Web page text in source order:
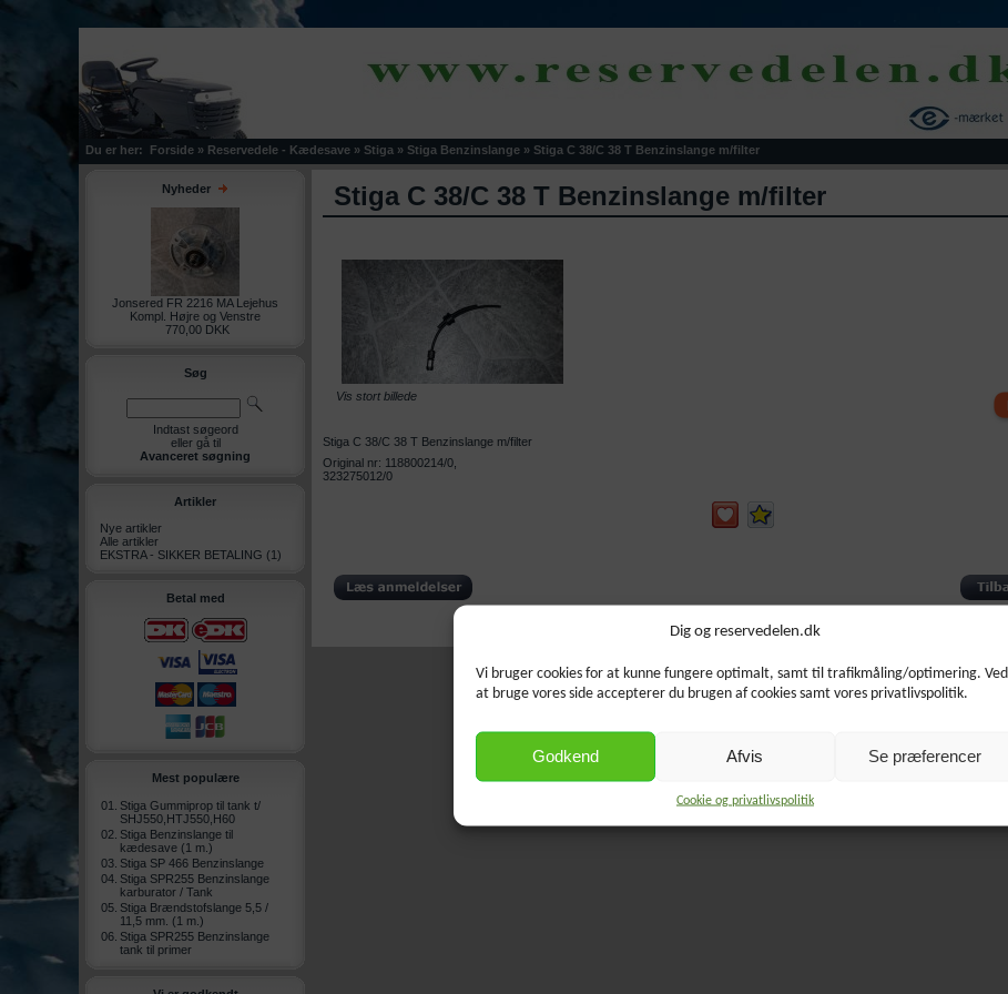
Dig og reservedelen.dk
Vi bruger cookies for at kunne fungere optimalt, samt til trafikmåling/optimering. Ved
at bruge vores side accepterer du brugen af cookies samt vores privatlivspolitik.
Godkend Afvis Se præferencer
Cookie og privatlivspolitik
Du er her: Forside » Reservedele - Kædesave » Stiga » Stiga Benzinslange » Stiga C 38/C 38 T Benzinslange m/filter
Nyheder
Jonsered FR 2216 MA Lejehus
Kompl. Højre og Venstre
770,00 DKK
Søg
Indtast søgeord
eller gå til
Avanceret søgning
Artikler
Nye artikler
Alle artikler
EKSTRA - SIKKER BETALING (1)
Betal med
Mest populære
01.
Stiga Gummiprop til tank t/
SHJ550,HTJ550,H60
02. Stiga Benzinslange til
kædesave (1 m.)
03. Stiga SP 466 Benzinslange
04. Stiga SPR255 Benzinslange
karburator / Tank
05. Stiga Brændstofslange 5,5 /
11,5 mm. (1 m.)
06. Stiga SPR255 Benzinslange
tank til primer
Stiga C 38/C 38 T Benzinslange m/filter
Vis stort billede
Stiga C 38/C 38 T Benzinslange m/filter
Original nr: 118800214/0,
323275012/0
Produktet blev oprettet torsdag 20 november, 2025.